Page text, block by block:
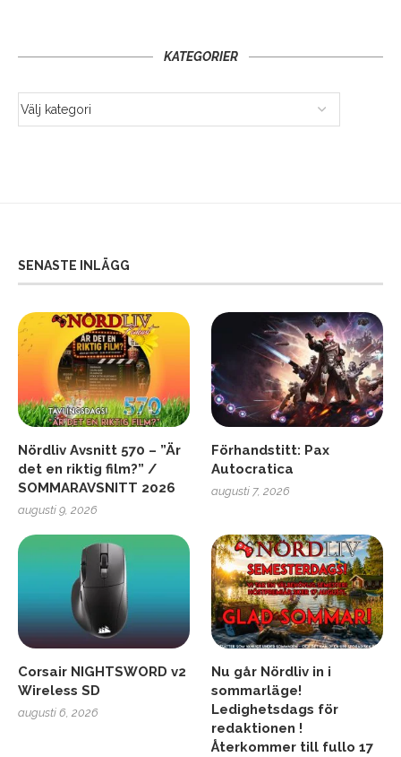
KATEGORIER
SENASTE INLÄGG
Nördliv Avsnitt 570 – ”Är
det en riktig film?” /
SOMMARAVSNITT 2026
augusti 9, 2026
Förhandstitt: Pax
Autocratica
augusti 7, 2026
Corsair NIGHTSWORD v2
Wireless SD
augusti 6, 2026
Nu går Nördliv in i
sommarläge!
Ledighetsdags för
redaktionen !
Återkommer till fullo 17